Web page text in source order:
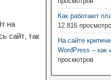
на
сайт, так
Как работают
12 816
На сайте
WordPress – как
просмотров